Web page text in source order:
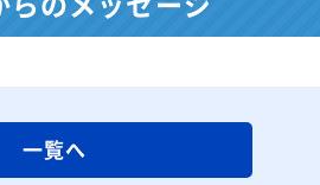
一覧へ